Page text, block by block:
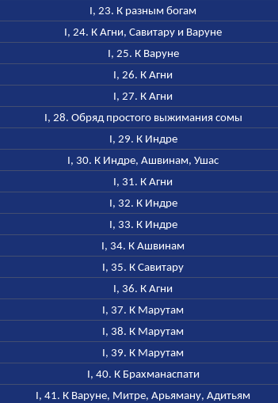
I, 23. К разным богам
I, 24. К Агни, Савитару и Варуне
I, 25. К Варуне
I, 26. К Агни
I, 27. К Агни
I, 28. Обряд простого выжимания сомы
I, 29. К Индре
I, 30. К Индре, Ашвинам, Ушас
I, 31. К Агни
I, 32. К Индре
I, 33. К Индре
I, 34. К Ашвинам
I, 35. К Савитару
I, 36. К Агни
I, 37. К Марутам
I, 38. К Марутам
I, 39. К Марутам
I, 40. К Брахманаспати
I, 41. К Варуне, Митре, Арьяману, Адитьям